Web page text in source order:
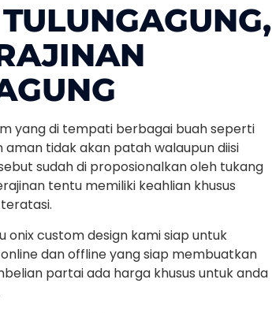
yang di tempati berbagai buah seperti
aman tidak akan patah walaupun diisi
sudah di proposionalkan oleh tukang
tentu memiliki keahlian khusus
onix custom design kami siap untuk
dan offline yang siap membuatkan
partai ada harga khusus untuk anda